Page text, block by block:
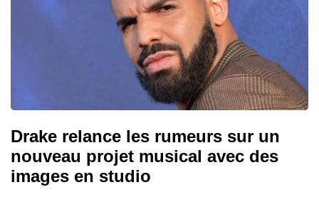
Drake relance les rumeurs sur un
nouveau projet musical avec des
images en studio